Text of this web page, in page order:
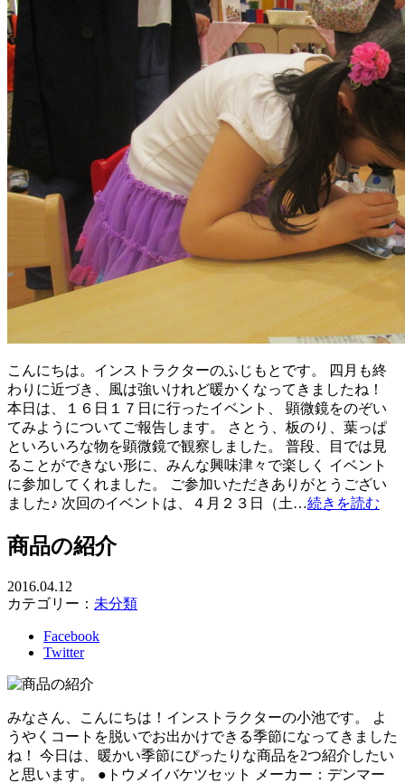
こんにちは。インストラクターのふじもとです。 四月も終
わりに近づき、風は強いけれど暖かくなってきましたね！
本日は、１６日１７日に行ったイベント、 顕微鏡をのぞい
てみようについてご報告します。 さとう、板のり、葉っぱ
といろいろな物を顕微鏡で観察しました。 普段、目では見
ることができない形に、みんな興味津々で楽しく イベント
に参加してくれました。 ご参加いただきありがとうござい
ました♪ 次回のイベントは、４月２３日（土…続きを読む
商品の紹介
2016.04.12
カテゴリー： 未分類
Facebook
Twitter
みなさん、こんにちは！インストラクターの小池です。 よ
うやくコートを脱いでお出かけできる季節になってきました
ね！ 今日は、暖かい季節にぴったりな商品を2つ紹介したい
と思います。 ●トウメイバケツセット メーカー：デンマー